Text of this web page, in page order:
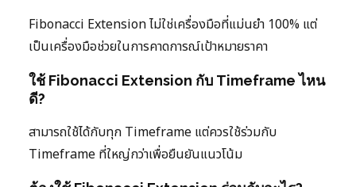
Fibonacci Extension ไม่ใช่เครื่องมือที่แม่นยำ 100% แต่
เป็นเครื่องมือช่วยในการคาดการณ์เป้าหมายราคา
ใช้ Fibonacci Extension กับ Timeframe ไหน
ดี?
สามารถใช้ได้กับทุก Timeframe แต่ควรใช้ร่วมกับ
Timeframe ที่ใหญ่กว่าเพื่อยืนยันแนวโน้ม